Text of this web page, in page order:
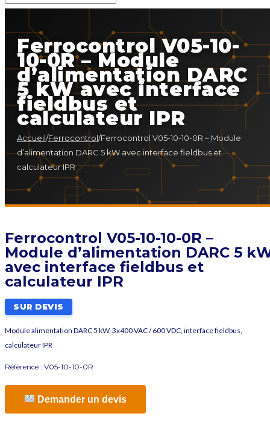
Ferrocontrol V05-10-
10-0R – Module
d’alimentation DARC
5 kW avec interface
fieldbus et
calculateur IPR
Accueil/Ferrocontrol/Ferrocontrol V05-10-10-0R – Module
d’alimentation DARC 5 kW avec interface fieldbus et
calculateur IPR
Ferrocontrol V05-10-10-0R –
Module d’alimentation DARC 5
avec interface fieldbus et
calculateur IPR
SUR DEVIS
Module alimentation DARC 5 kW, 3x400 VAC / 600 VDC, interface fieldbus,
calculateur IPR
Référence : V05-10-10-0R
Demander un devis